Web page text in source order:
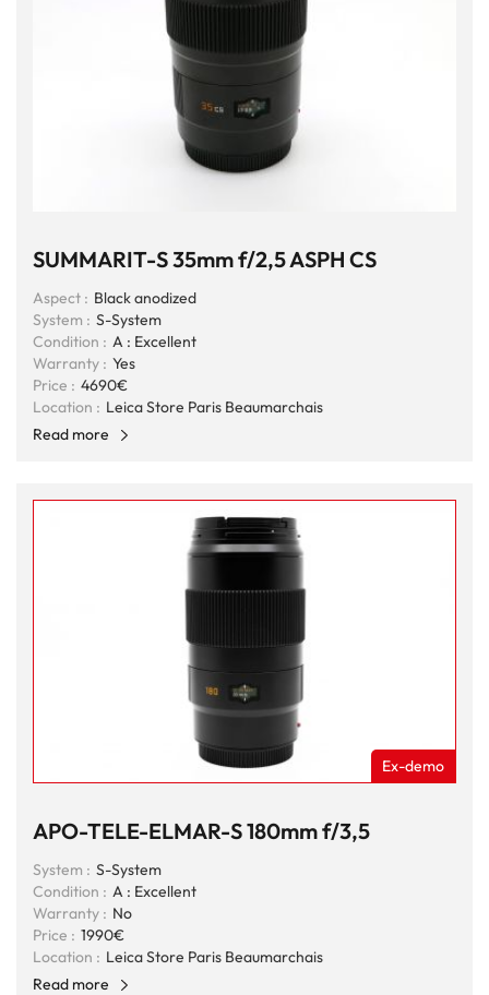
SUMMARIT-S 35mm f/2,5 ASPH CS
Aspect : Black anodized
System : S-System
Condition : A : Excellent
Warranty : Yes
Price : 4690€
Location : Leica Store Paris Beaumarchais
Read more
Ex-demo
APO-TELE-ELMAR-S 180mm f/3,5
System : S-System
Condition : A : Excellent
Warranty : No
Price : 1990€
Location : Leica Store Paris Beaumarchais
Read more